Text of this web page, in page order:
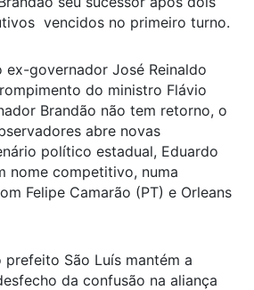
vencidos no primeiro turno.
ex-governador José Reinaldo
do ministro Flávio
Brandão não tem retorno, o
abre novas
político estadual, Eduardo
nome competitivo, numa
Felipe Camarão (PT) e Orleans
prefeito São Luís mantém a
da confusão na aliança